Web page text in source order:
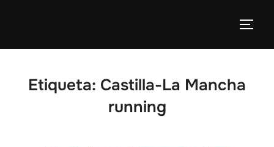
Etiqueta: Castilla-La Mancha
running